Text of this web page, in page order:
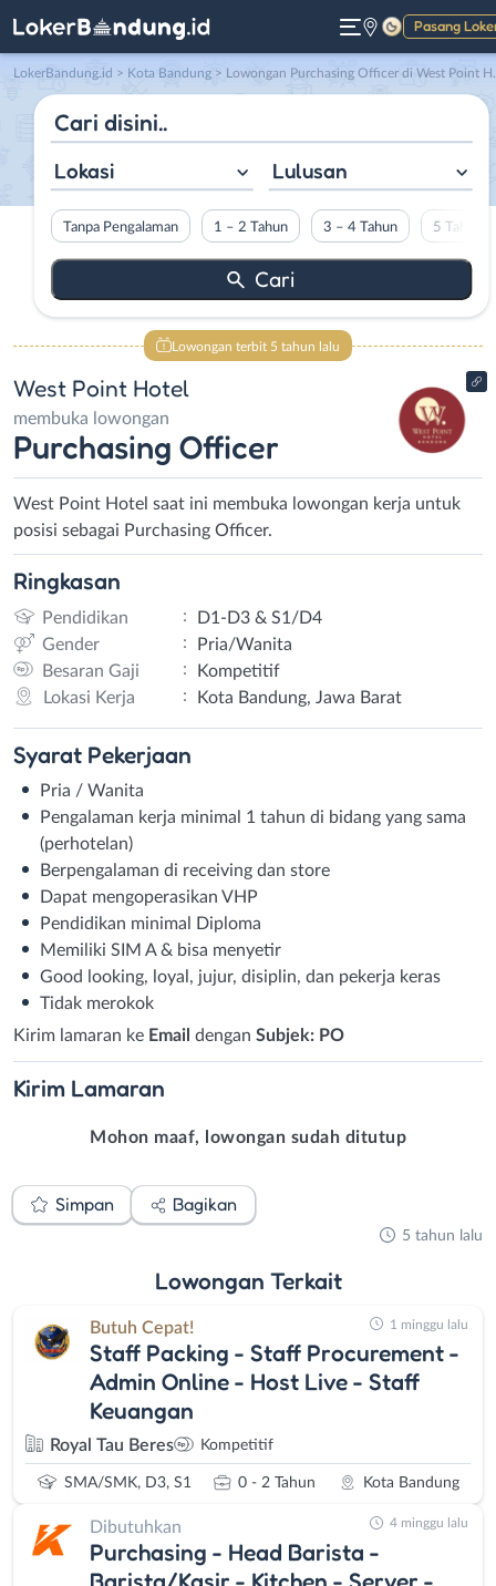
Pasang
Gelap
LokerBandung.id > Kota Bandung > Lowongan Purchasing Officer di West Point Hotel
Lokasi Lulusan
Tanpa Pengalaman 1 – 2 Tahun 3 – 4 Tahun 5 Tahun
Lowongan terbit 5 tahun lalu
West Point Hotel
membuka lowongan
Purchasing Officer
West Point Hotel saat ini membuka lowongan kerja untuk
posisi sebagai Purchasing Officer.
Ringkasan
Pendidikan :
D1-D3 & S1/D4
Gender
:
Pria/Wanita
Besaran Gaji
:
Kompetitif
Lokasi Kerja
: Kota Bandung, Jawa Barat
Syarat Pekerjaan
Pria / Wanita
Pengalaman kerja minimal 1 tahun di bidang yang sama
(perhotelan)
Berpengalaman di receiving dan store
Dapat mengoperasikan VHP
Pendidikan minimal Diploma
Memiliki SIM A & bisa menyetir
Good looking, loyal, jujur, disiplin, dan pekerja keras
Tidak merokok
Kirim lamaran ke Email dengan Subjek: PO
Kirim Lamaran
Mohon maaf, lowongan sudah ditutup
Simpan Bagikan
5 tahun lalu
Lowongan Terkait
Butuh Cepat!
Staff Packing - Staff Procurement -
Admin Online - Host Live - Staff
Keuangan
Royal Tau Beres Kompetitif
SMA/SMK, D3, S1 0 - 2 Tahun Kota Bandung
1 minggu lalu
Dibutuhkan
Purchasing - Head Barista -
Barista/Kasir - Kitchen - Server -
4 minggu lalu